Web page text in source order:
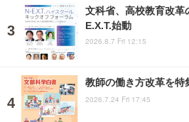
文科省、高校教育改
E.X.T.始動
2026.8.7 Fri 12:15
教師の働き方改革を特
2026.7.24 Fri 17:45